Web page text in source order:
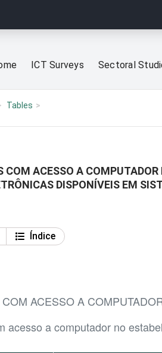
ICT Surveys Sectoral
Tables
COM ACESSO A
DISPONÍVEIS EM
Índice
ACESSO A
acesso a computador no